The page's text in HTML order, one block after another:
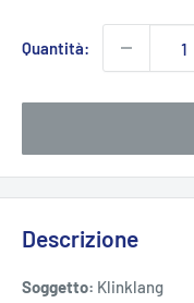
Quantità:
Descrizione
Soggetto: Klinklang